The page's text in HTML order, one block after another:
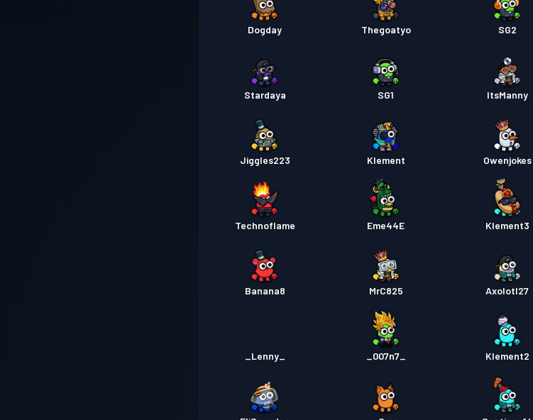
Dogday Thegoatyo SG2
Stardaya SG1 ItsManny
Jiggles223 Klement Owenjokes
Technoflame Eme44E Klement3
Banana8 MrC825 Axolotl27
_Lenny_ _007n7_ Klement2